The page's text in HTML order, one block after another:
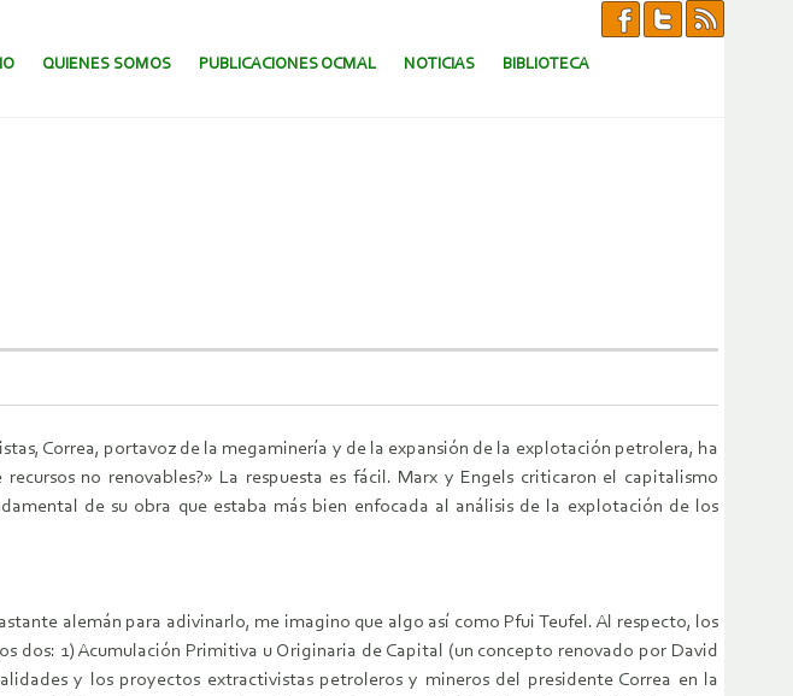
AL CONTENIDO.
QUIENES SOMOS PUBLICACIONES OCMAL NOTICIAS BIBLIOTECA
Correa, portavoz de la megaminería y de la expansión de la explotación petrolera, ha
no renovables?» La respuesta es fácil. Marx y Engels criticaron el capitalismo
de su obra que estaba más bien enfocada al análisis de la explotación de los
alemán para adivinarlo, me imagino que algo así como Pfui Teufel. Al respecto, los
dos: 1) Acumulación Primitiva u Originaria de Capital (un concepto renovado por David
y los proyectos extractivistas petroleros y mineros del presidente Correa en la